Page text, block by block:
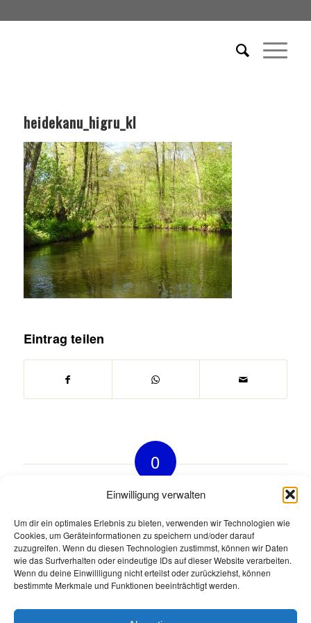
Einwilligung verwalten
Um dir ein optimales Erlebnis zu bieten, verwenden wir Technologien wie
Cookies, um Geräteinformationen zu speichern und/oder darauf
zuzugreifen. Wenn du diesen Technologien zustimmst, können wir Daten
wie das Surfverhalten oder eindeutige IDs auf dieser Website verarbeiten.
Wenn du deine Einwillligung nicht erteilst oder zurückziehst, können
bestimmte Merkmale und Funktionen beeinträchtigt werden.
heidekanu_higru_kl
Eintrag teilen
0
KOMMENTARE
Hinterlasse einen Kommentar
An der Diskussion beteiligen?
Hinterlasse uns deinen Kommentar!
Du musstangemeldetsein, um einen Kommentar